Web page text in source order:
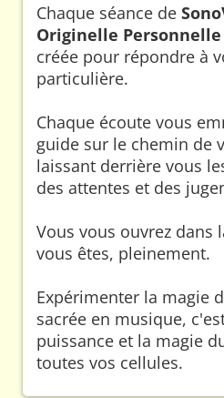
Chaque séance de
Originelle
créée pour répondre à
particulière.
Chaque écoute vous
guide sur le chemin de
laissant derrière vous
des attentes et des
Vous vous ouvrez dans
vous êtes, pleinement.
Expérimenter la magie
sacrée en musique,
puissance et la magie
toutes vos cellules.